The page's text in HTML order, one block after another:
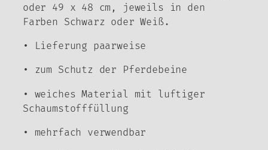
oder 49 x 48 cm, jeweils in den
Farben Schwarz oder Weiß.
• Lieferung paarweise
• zum Schutz der Pferdebeine
• weiches Material mit luftiger
Schaumstofffüllung
• mehrfach verwendbar